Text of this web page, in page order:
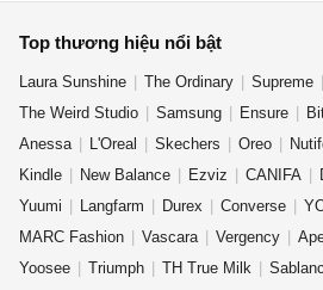
Top thương hiệu nổi bật
Laura Sunshine The Ordinary Supreme
The Weird Studio
Samsung Ensure
Anessa
L'Oreal Skechers Oreo
Kindle
New Balance Ezviz CANIFA
Yuumi
Langfarm Durex Converse
MARC Fashion
Vascara Vergency
Yoosee
Triumph TH True Milk